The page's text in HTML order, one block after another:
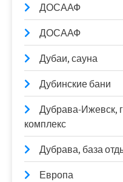
ДОСААФ
ДОСААФ
Дубаи, сауна
Дубинские бани
Дубрава-Ижевск,
комплекс
Дубрава, база
Европа